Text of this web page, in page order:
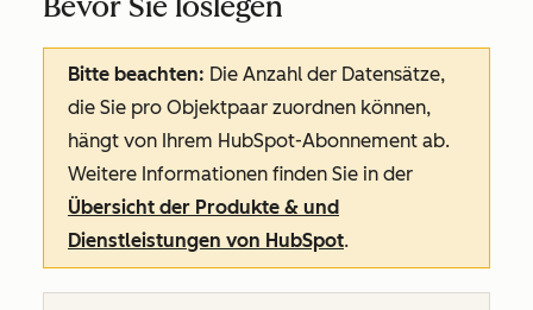
Bevor Sie loslegen
Bitte beachten: Die Anzahl der Datensätze,
die Sie pro Objektpaar zuordnen können,
hängt von Ihrem HubSpot-Abonnement ab.
Weitere Informationen finden Sie in der
Übersicht der Produkte & und
Dienstleistungen von HubSpot.